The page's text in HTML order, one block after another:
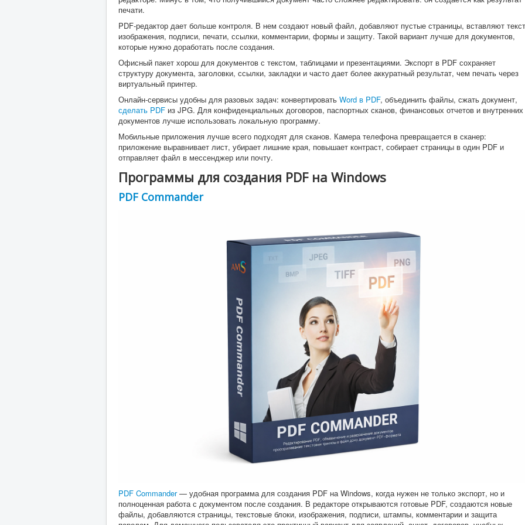
печати.
PDF-редактор дает больше контроля. В нем создают новый файл, добавляют пустые страницы, вставляют
изображения, подписи, печати, ссылки, комментарии, формы и защиту. Такой вариант лучше для документов,
которые нужно доработать после создания.
Офисный пакет хорош для документов с текстом, таблицами и презентациями. Экспорт в PDF сохраняет
структуру документа, заголовки, ссылки, закладки и часто дает более аккуратный результат, чем печать через
виртуальный принтер.
Онлайн-сервисы удобны для разовых задач: конвертировать Word в PDF, объединить файлы, сжать документ,
сделать PDF из JPG. Для конфиденциальных договоров, паспортных сканов, финансовых отчетов и внутренних
документов лучше использовать локальную программу.
Мобильные приложения лучше всего подходят для сканов. Камера телефона превращается в сканер:
приложение выравнивает лист, убирает лишние края, повышает контраст, собирает страницы в один PDF и
отправляет файл в мессенджер или почту.
Программы для создания PDF на Windows
PDF Commander
PDF Commander— удобная программа для создания PDF на Windows, когда нужен не только экспорт, но и
полноценная работа с документом после создания. В редакторе открываются готовые PDF, создаются новые
файлы, добавляются страницы, текстовые блоки, изображения, подписи, штампы, комментарии и защита